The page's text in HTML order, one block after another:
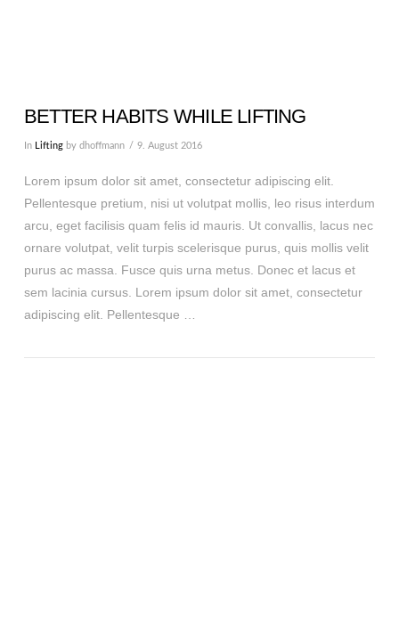
BETTER HABITS WHILE LIFTING
In Liftingby dhoffmann 9. August 2016
Lorem ipsum dolor sit amet, consectetur adipiscing elit.
Pellentesque pretium, nisi ut volutpat mollis, leo risus interdum
arcu, eget facilisis quam felis id mauris. Ut convallis, lacus nec
ornare volutpat, velit turpis scelerisque purus, quis mollis velit
purus ac massa. Fusce quis urna metus. Donec et lacus et
sem lacinia cursus. Lorem ipsum dolor sit amet, consectetur
adipiscing elit. Pellentesque …